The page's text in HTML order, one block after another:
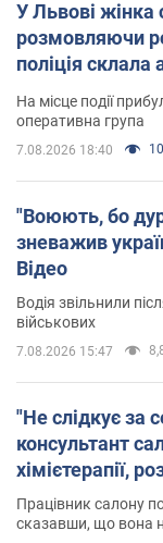
У Львові жінка
розмовляючи
поліція склала
На місце події
оперативна група
7.08.2026 18:40
"Воюють, бо
зневажив
Відео
Водія звільнили
військових
7.08.2026 15:47
"Не слідкує за
консультант
хімієтерапії,
Працівник салону
сказавши, що вона